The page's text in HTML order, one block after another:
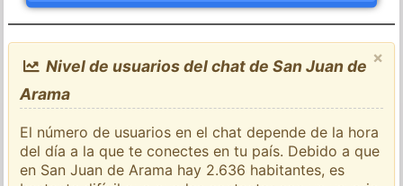
×
Nivel de usuarios del chat de San Juan de
Arama
El número de usuarios en el chat depende de la hora
del día a la que te conectes en tu país. Debido a que
en San Juan de Arama hay 2.636 habitantes, es